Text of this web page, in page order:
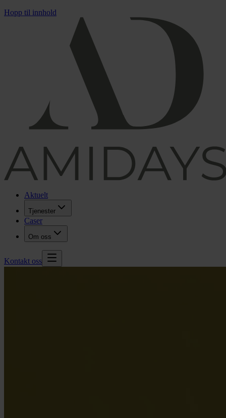
Hopp til innhold
Aktuelt
Tjenester
Caser
Om oss
Kontakt oss